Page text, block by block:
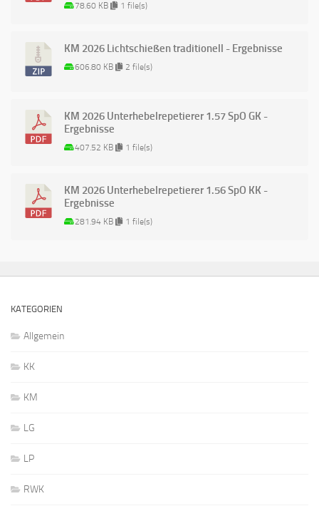
78.60 KB 1 file(s)
KM 2026 Lichtschießen traditionell - Ergebnisse
606.80 KB 2 file(s)
KM 2026 Unterhebelrepetierer 1.57 SpO GK -
Ergebnisse
407.52 KB 1 file(s)
KM 2026 Unterhebelrepetierer 1.56 SpO KK -
Ergebnisse
281.94 KB 1 file(s)
KATEGORIEN
Allgemein
KK
KM
LG
LP
RWK